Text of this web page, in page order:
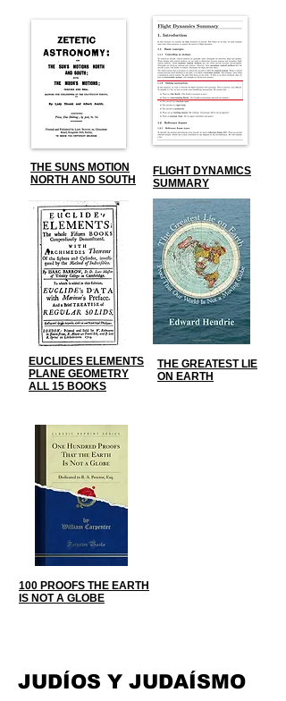
THE SUNS MOTION
NORTH AND SOUTH
EUCLIDES ELEMENTS
PLANE GEOMETRY
ALL 15 BOOKS
FLIGHT DYNAMICS
SUMMARY
THE GREATEST LIE
ON EARTH
100 PROOFS THE EARTH
IS NOT A GLOBE
JUDÍOS Y JUDAÍSMO